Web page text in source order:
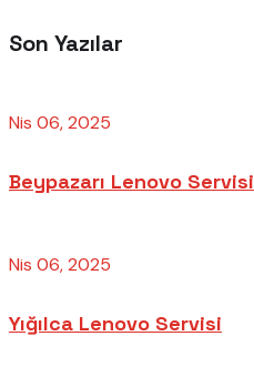
Son Yazılar
Nis 06, 2025
Beypazarı Lenovo Servisi
Nis 06, 2025
Yığılca Lenovo Servisi